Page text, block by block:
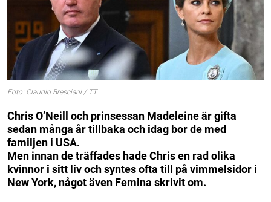
Foto: Claudio Bresciani / TT
Chris O’Neill och prinsessan Madeleine är gifta
sedan många år tillbaka och idag bor de med
familjen i USA.
Men innan de träffades hade Chris en rad olika
kvinnor i sitt liv och syntes ofta till på vimmelsidor i
New York, något även Femina skrivit om.